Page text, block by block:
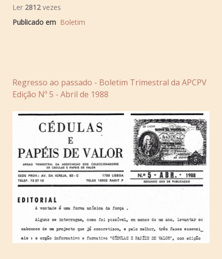
Ler 2812vezes
Publicado em Boletim
Regresso ao passado - Boletim Trimestral da APCPV
Edição Nº 5 - Abril de 1988